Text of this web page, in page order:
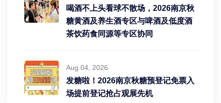
喝酒不上头看球不散场，2026南京秋
糖黄酒及养生酒专区与啤酒及低度酒
茶饮药食同源等专区协同
Aug 04, 2026
发糖啦！2026南京秋糖预登记免票入
场提前登记抢占观展先机